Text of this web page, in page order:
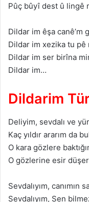
Pûç bûyî dest û lingê
Dildar im êşa canê’m
Dildar im xezika tu pê
Dildar im ser birîna
Dildar im…
Dildarim
Deliyim, sevdalı ve
Kaç yıldır ararım da
O kara gözlere
O gözlerine esir
Sevdalıyım, canımın
Sevdalıyım, Sen